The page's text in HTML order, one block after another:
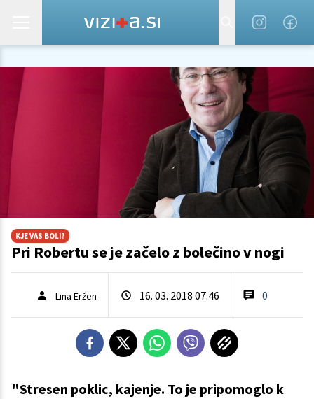
KJE VAS BOLI?
Pri Robertu se je začelo z bolečino v nogi
Lina Eržen 16. 03. 2018 07.46 0
"Stresen poklic, kajenje. To je pripomoglo k